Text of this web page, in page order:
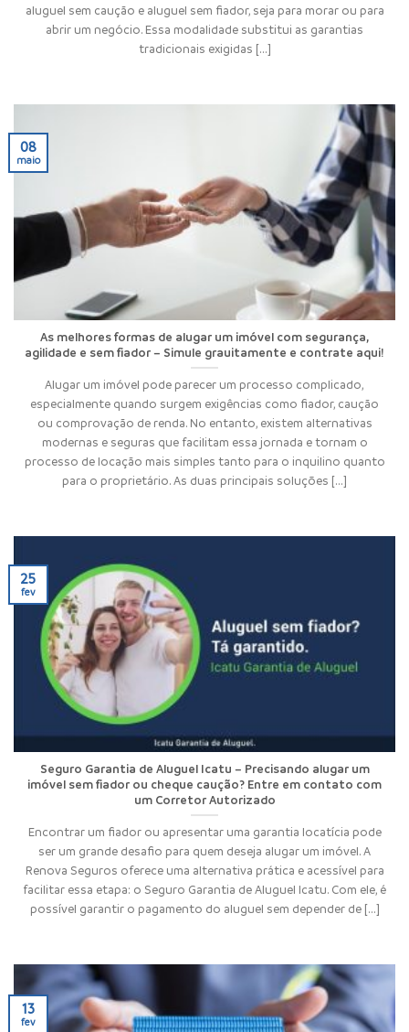
aluguel sem caução e aluguel sem fiador, seja para morar ou para
abrir um negócio. Essa modalidade substitui as garantias
tradicionais exigidas [...]
As melhores formas de alugar um imóvel com segurança,
agilidade e sem fiador – Simule grauitamente e contrate aqui!
Alugar um imóvel pode parecer um processo complicado,
especialmente quando surgem exigências como fiador, caução
ou comprovação de renda. No entanto, existem alternativas
modernas e seguras que facilitam essa jornada e tornam o
processo de locação mais simples tanto para o inquilino quanto
para o proprietário. As duas principais soluções [...]
08
maio
Seguro Garantia de Aluguel Icatu – Precisando alugar um
imóvel sem fiador ou cheque caução? Entre em contato com
um Corretor Autorizado
Encontrar um fiador ou apresentar uma garantia locatícia pode
ser um grande desafio para quem deseja alugar um imóvel. A
Renova Seguros oferece uma alternativa prática e acessível para
facilitar essa etapa: o Seguro Garantia de Aluguel Icatu. Com ele, é
possível garantir o pagamento do aluguel sem depender de [...]
25
fev
13
fev